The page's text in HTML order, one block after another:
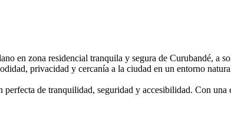
en zona residencial tranquila y segura de Curubandé,
privacidad y cercanía a la ciudad en un entorno
de tranquilidad, seguridad y accesibilidad. Con